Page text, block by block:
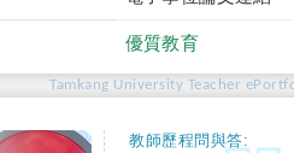
優質教育
Tamkang University Teacher
教師歷程問與答: